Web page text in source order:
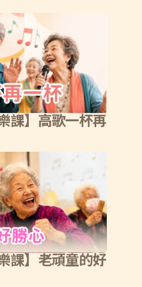
課】高歌一杯再
課】老頑童的好